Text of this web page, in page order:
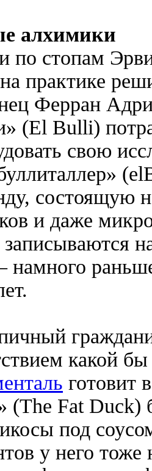
алхимики
по стопам
практике
Ферран
(El Bulli)
свою
состоящую
и даже
записываются
намного
какой
готовит
(The Fat Duck)
под
у него тоже